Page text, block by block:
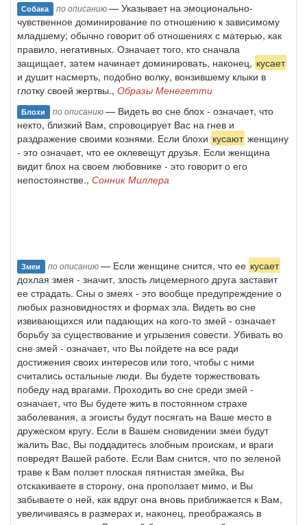
Собака по описанию— Указывает на эмоционально-
чувственное доминирование по отноше­нию к зависимому
младшему; обычно говорит об отношениях с мате­рью, как
правило, негативных. Означает того, кто сначала
защищает, затем начинает доминировать, наконец, кусает
и душит насмерть, по­добно волку, вонзившему клыки в
глотку своей жертвы., Образы Менегетти
Блохи по описанию— Видеть во сне блох - означает, что
некто, близкий Вам, спровоцирует Вас на гнев и
раздражение своими кознями. Если блохи кусают женщину
- это означает, что ее оклевещут друзья. Если женщина
видит блох на своем любовнике - это говорит о его
непостоянстве., Сонник Миллера
Змеи по описанию— Если женщине снится, что ее кусает
дохлая змея - значит, злость лицемерного друга заставит
ее страдать. Сны о змеях - это вообще предупреждение о
любых разновидностях и формах зла. Видеть во сне
извивающихся или падающих на кого-то змей - означает
борьбу за существование и угрызения совести. Убивать во
сне змей - означает, что Вы пойдете на все ради
достижения своих интересов или того, чтобы с ними
считались остальные люди. Вы будете торжествовать
победу над врагами. Проходить во сне среди змей -
означает, что Вы будете жить в постоянном страхе
заболевания, а эгоисты будут посягать на Ваше место в
дружеском кругу. Если в Вашем сновидении змеи будут
жалить Вас, Вы поддадитесь злобным проискам, и враги
повредят Вашей работе. Если Вам снится, что по зеленой
траве к Вам ползет плоская пятнистая змейка, Вы
отскакиваете в сторону, она проползает мимо, и Вы
забываете о ней, как вдруг она вновь приближается к Вам,
увеличиваясь в размерах и, наконец, преображаясь в